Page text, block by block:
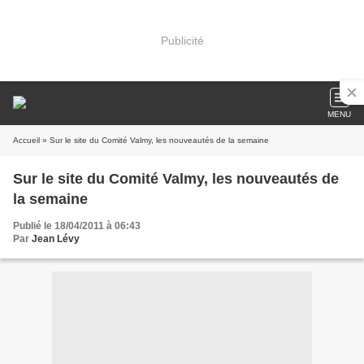
Publicité
MENU
Accueil » Sur le site du Comité Valmy, les nouveautés de la semaine
Sur le site du Comité Valmy, les nouveautés de
la semaine
Publié le 18/04/2011 à 06:43
Par Jean Lévy